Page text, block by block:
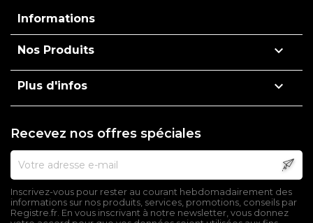
Informations
Nos Produits 
Plus d'infos 
Recevez nos offres spéciales
Inscrivez-vous pour rester au courant hebdomadairement des
informations sur nos produits, services, promotions, conseils par
Registre.fr. En vous inscrivant à notre newsletter, vous donnez